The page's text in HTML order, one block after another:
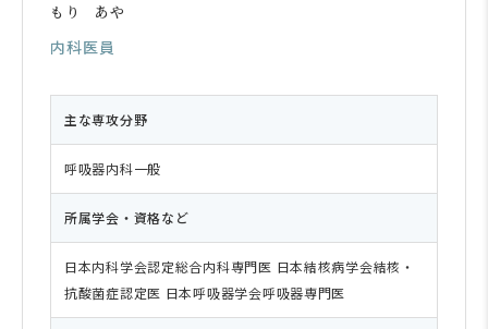
もり あや
内科医員
主な専攻分野
呼吸器内科一般
所属学会・資格など
日本内科学会認定総合内科専門医 日本結核病学会結核・
抗酸菌症認定医 日本呼吸器学会呼吸器専門医